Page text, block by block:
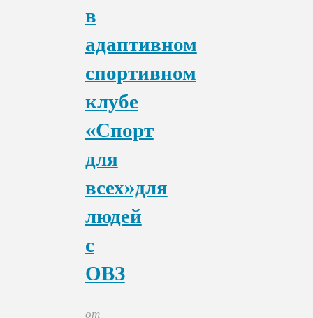
в
адаптивном
спортивном
клубе
«Спорт
для
всех»для
людей
с
ОВЗ
от